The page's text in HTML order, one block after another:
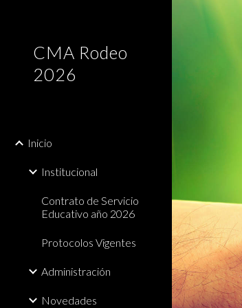
CMA Rodeo
2026
Inicio
Institucional
Contrato de Servicio
Educativo año 2026
Protocolos Vigentes
Administración
Novedades